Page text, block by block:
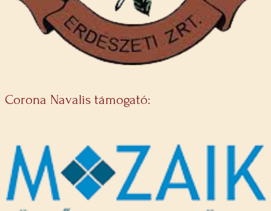
Corona Navalis támogató: